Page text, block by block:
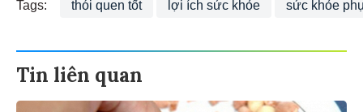
Tags: thói quen tốt lợi ích sức khỏe sức khỏe
Tin liên quan